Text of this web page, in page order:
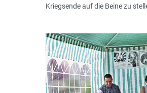
Kriegsende auf die Beine zu